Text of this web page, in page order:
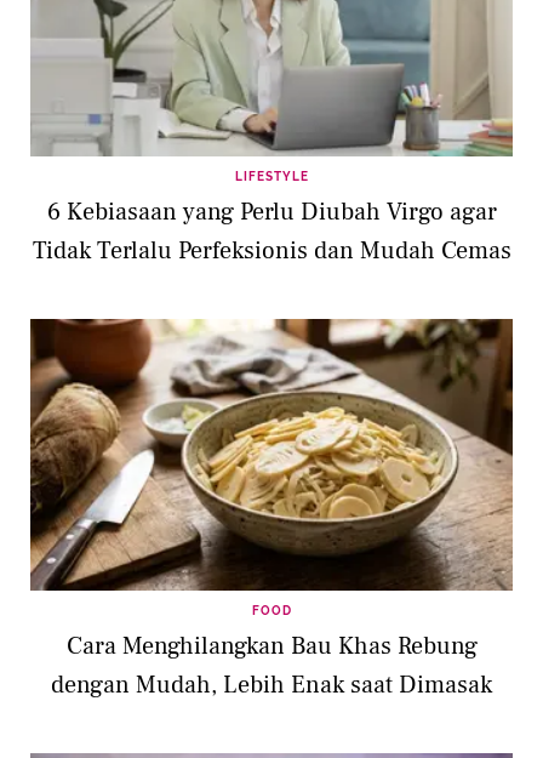
LIFESTYLE
6 Kebiasaan yang Perlu Diubah Virgo agar
Tidak Terlalu Perfeksionis dan Mudah Cemas
FOOD
Cara Menghilangkan Bau Khas Rebung
dengan Mudah, Lebih Enak saat Dimasak